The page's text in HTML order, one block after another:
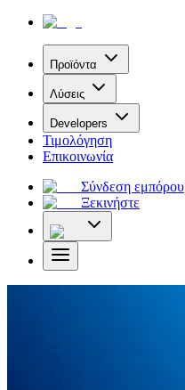
Προϊόντα
Λύσεις
Developers
Τιμολόγηση
Επικοινωνία
Σύνδεση εμπόρου
Ξεκινήστε